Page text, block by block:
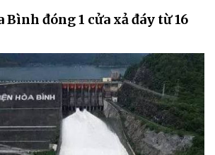
Bình đóng 1 cửa xả đáy từ 16